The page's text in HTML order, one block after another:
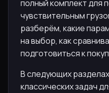
полный комплект для
чувствительным
разберём, какие
на выбор, как
подготовиться к
В следующих
классических задач